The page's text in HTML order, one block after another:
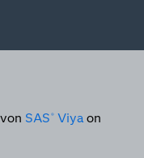
SAS ® Viyaon